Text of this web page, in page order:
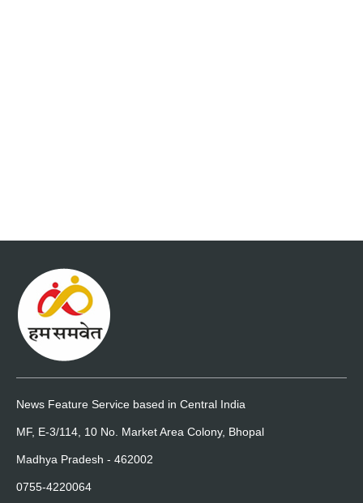
News Feature Service based in Central India
MF, E-3/114, 10 No. Market Area Colony, Bhopal
Madhya Pradesh - 462002
0755-4220064